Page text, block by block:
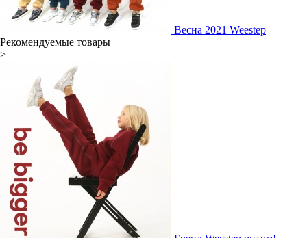
Весна 2021 Weestep
Рекомендуемые товары
>